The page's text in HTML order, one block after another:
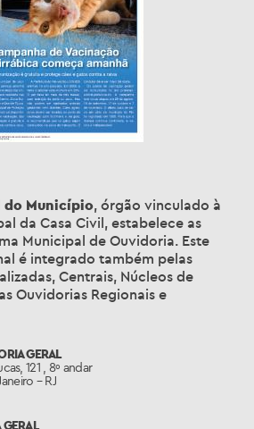
do Município, órgão vinculado à
da Casa Civil, estabelece as
Municipal de Ouvidoria. Este
é integrado também pelas
Centrais, Núcleos de
Ouvidorias Regionais e
GERAL
121 , 8º andar
– RJ